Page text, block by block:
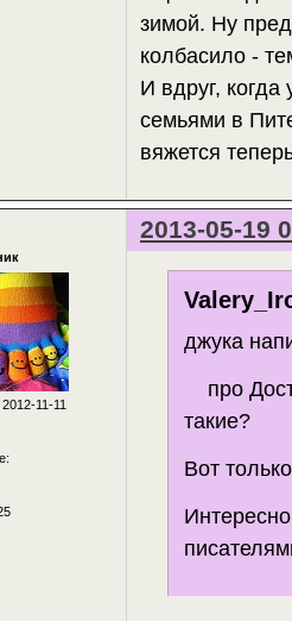
зимой. Ну
колбасило -
И вдруг,
семьями в
вяжется
2013-05-19
2012-11-11
джука
про
такие?
Вот